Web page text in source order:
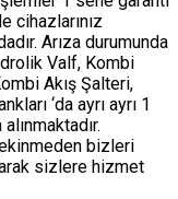
cihazlarınız
Arıza durumunda
Valf, Kombi
Akış Şalteri,
‘da ayrı ayrı 1
bizleri
sizlere hizmet